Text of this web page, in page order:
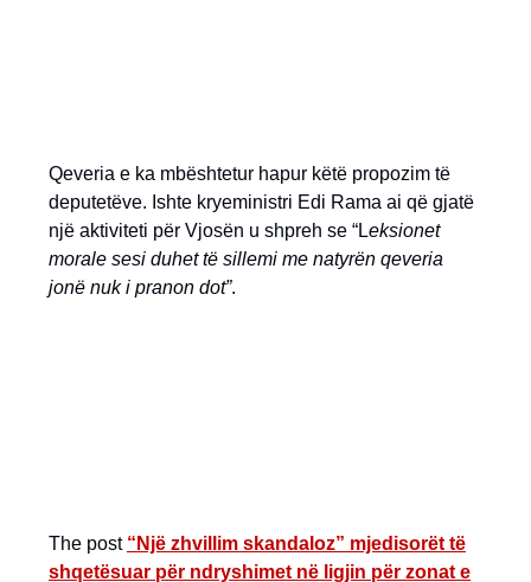
Qeveria e ka mbështetur hapur këtë propozim të
deputetëve. Ishte kryeministri Edi Rama ai që gjatë
një aktiviteti për Vjosën u shpreh se “Leksionet
morale sesi duhet të sillemi me natyrën qeveria
jonë nuk i pranon dot”.
The post “Një zhvillim skandaloz” mjedisorët të
shqetësuar për ndryshimet në ligjin për zonat e